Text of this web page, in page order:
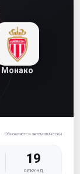
Монако
Обновляется автоматически
18
СЕКУНД